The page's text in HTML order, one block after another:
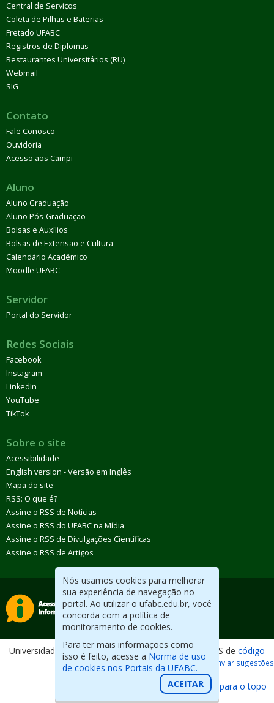
Nós usamos cookies para melhorar
sua experiência de navegação no
portal. Ao utilizar o ufabc.edu.br, você
concorda com a política de
monitoramento de cookies.
Para ter mais informações como
isso é feito, acesse a Norma de uso
de cookies nos Portais da UFABC.
ACEITAR
Central de Serviços
Coleta de Pilhas e Baterias
Fretado UFABC
Registros de Diplomas
Restaurantes Universitários (RU)
Webmail
SIG
Contato
Fale Conosco
Ouvidoria
Acesso aos Campi
Aluno
Aluno Graduação
Aluno Pós-Graduação
Bolsas e Auxílios
Bolsas de Extensão e Cultura
Calendário Acadêmico
Moodle UFABC
Servidor
Portal do Servidor
Redes Sociais
Facebook
Instagram
LinkedIn
YouTube
TikTok
Sobre o site
Acessibilidade
English version - Versão em Inglês
Mapa do site
RSS: O que é?
Assine o RSS de Notícias
Assine o RSS do UFABC na Mídia
Assine o RSS de Divulgações Científicas
Assine o RSS de Artigos
Universidade Federal do ABC. Desenvolvido com CMS de código
aberto. Reportar erros / Enviar sugestões
Voltar para o topo